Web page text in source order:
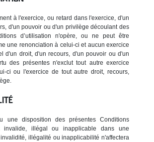
à l'exercice, ou retard dans l'exercice, d'un
d'un pouvoir ou d'un privilège découlant des
d’utilisation n'opère, ou ne peut être
une renonciation à celui-ci et aucun exercice
d'un droit, d'un recours, d'un pouvoir ou d'un
des présentes n'exclut tout autre exercice
ci ou l'exercice de tout autre droit, recours,
une disposition des présentes Conditions
invalide, illégal ou inapplicable dans une
illégalité ou inapplicabilité n'affectera